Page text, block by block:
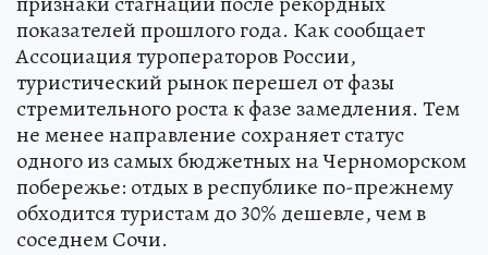
показателей прошлого года. Как сообщает
Ассоциация туроператоров России,
туристический рынок перешел от фазы
стремительного роста к фазе замедления. Тем
не менее направление сохраняет статус
одного из самых бюджетных на Черноморском
побережье: отдых в республике по-прежнему
обходится туристам до 30% дешевле, чем в
соседнем Сочи.